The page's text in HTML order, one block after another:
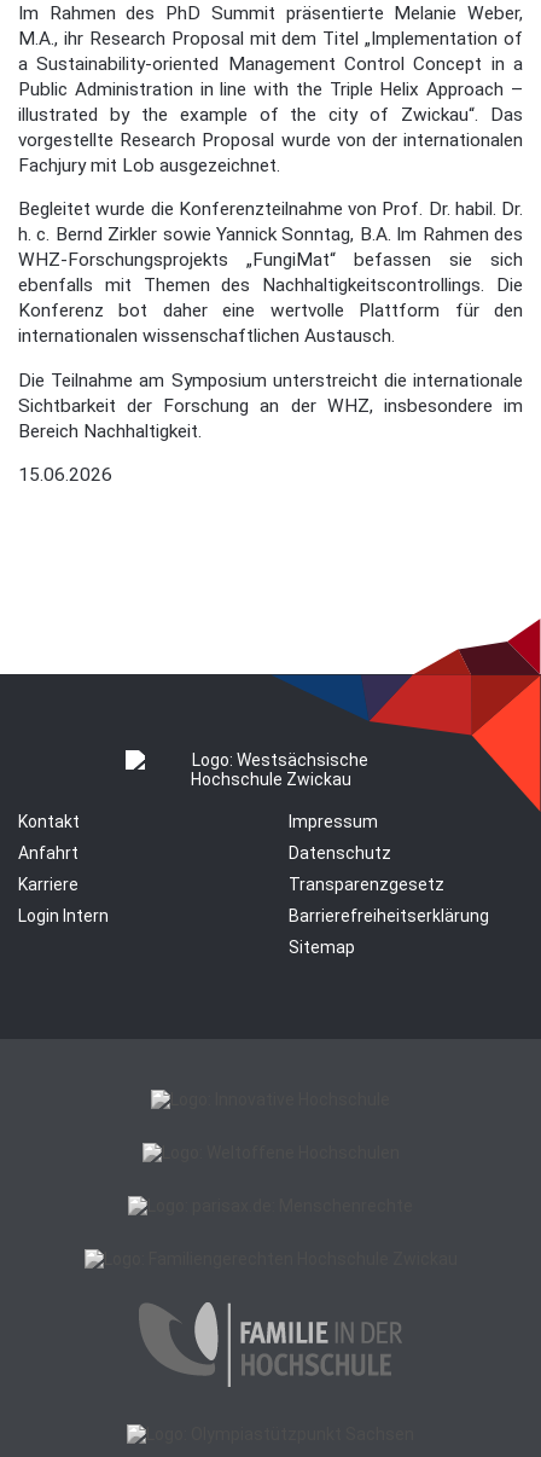
Im Rahmen des PhD Summit präsentierte Melanie Weber,
M.A., ihr Research Proposal mit dem Titel „Implementation of
a Sustainability-oriented Management Control Concept in a
Public Administration in line with the Triple Helix Approach –
illustrated by the example of the city of Zwickau“. Das
vorgestellte Research Proposal wurde von der internationalen
Fachjury mit Lob ausgezeichnet.
Begleitet wurde die Konferenzteilnahme von Prof. Dr. habil. Dr.
h. c. Bernd Zirkler sowie Yannick Sonntag, B.A. Im Rahmen des
WHZ-Forschungsprojekts „FungiMat“ befassen sie sich
ebenfalls mit Themen des Nachhaltigkeitscontrollings. Die
Konferenz bot daher eine wertvolle Plattform für den
internationalen wissenschaftlichen Austausch.
Die Teilnahme am Symposium unterstreicht die internationale
Sichtbarkeit der Forschung an der WHZ, insbesondere im
Bereich Nachhaltigkeit.
15.06.2026
Kontakt
Anfahrt
Karriere
Login Intern
Impressum
Datenschutz
Transparenzgesetz
Barrierefreiheitserklärung
Sitemap